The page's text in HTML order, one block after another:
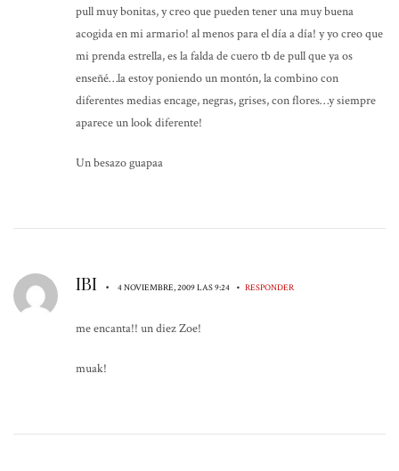
pull muy bonitas, y creo que pueden tener una muy buena
acogida en mi armario! al menos para el día a día! y yo creo que
mi prenda estrella, es la falda de cuero tb de pull que ya os
enseñé…la estoy poniendo un montón, la combino con
diferentes medias encage, negras, grises, con flores…y siempre
aparece un look diferente!
Un besazo guapaa
IBI • 4 NOVIEMBRE, 2009 LAS 9:24 • RESPONDER
me encanta!! un diez Zoe!
muak!